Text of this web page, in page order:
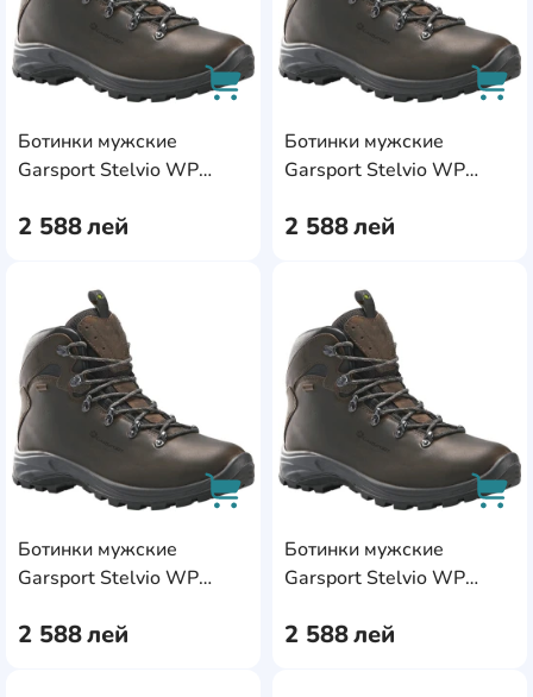
Ботинки мужские
Garsport Stelvio WP
2 588лей
AddCardToCart
Ботинки мужские
Garsport Stelvio WP
2 588лей
Ботинки мужские
Garsport Stelvio WP
2 588лей
AddCardToFavourite
AddCardToCart
Ботинки мужские
Garsport Stelvio WP
2 588лей